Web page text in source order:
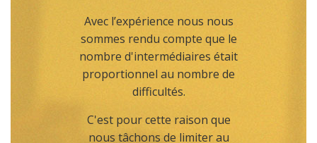
Avec l’expérience nous nous
sommes rendu compte que le
nombre d'intermédiaires était
proportionnel au nombre de
difficultés.
C'est pour cette raison que
nous tâchons de limiter au